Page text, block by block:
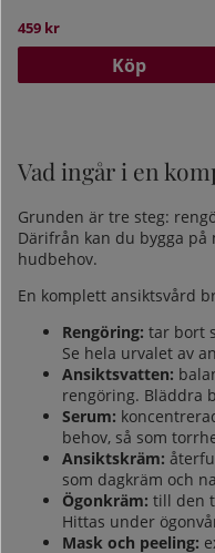
459 kr
Köp
Vad ingår i en
Grunden är tre steg:
Därifrån kan du bygga
hudbehov.
En komplett ansiktsvård
Rengöring: tar bort
Se hela urvalet av
Ansiktsvatten:
rengöring. Bläddra
Serum:
behov, så som
Ansiktskräm:
som dagkräm och
Ögonkräm: till den
Hittas under
Mask och peeling: